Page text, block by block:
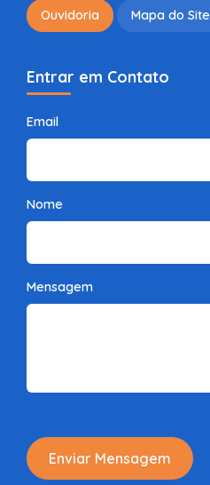
Ouvidoria Mapa do Site
Entrar em Contato
Email
Nome
Mensagem
Enviar Mensagem